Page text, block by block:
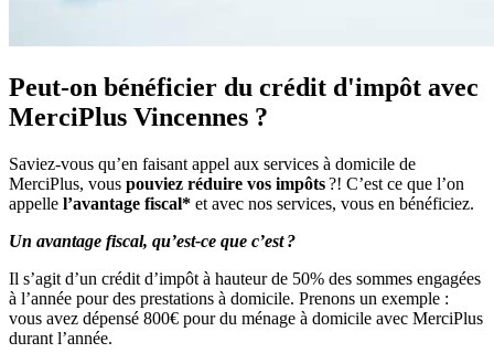
Peut-on bénéficier du crédit d'impôt avec
MerciPlus Vincennes ?
Saviez-vous qu’en faisant appel aux services à domicile de
MerciPlus, vous pouviez réduire vos impôts?! C’est ce que l’on
appelle l’avantage fiscal* et avec nos services, vous en bénéficiez.
Un avantage fiscal, qu’est-ce que c’est ?
Il s’agit d’un crédit d’impôt à hauteur de 50% des sommes engagées
à l’année pour des prestations à domicile. Prenons un exemple :
vous avez dépensé 800€ pour du ménage à domicile avec MerciPlus
durant l’année.